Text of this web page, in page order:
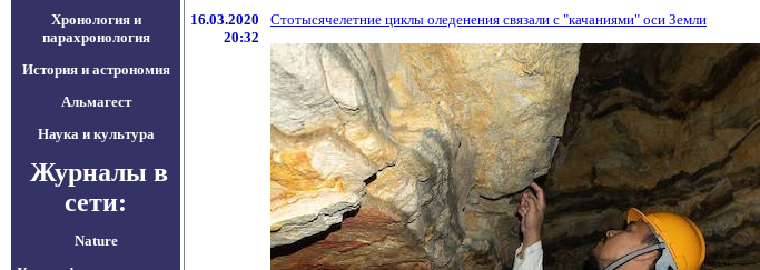
Хронология и
парахронология
История и астрономия
Альмагест
Наука и культура
Журналы в
сети:
Nature
16.03.2020
20:32
Стотысячелетние циклы оледенения связали с "качаниями" оси Земли